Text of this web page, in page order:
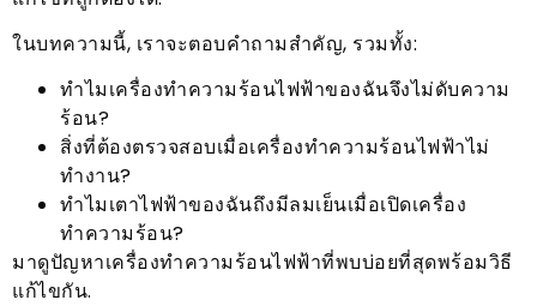
ในบทความนี้, เราจะตอบคำถามสำคัญ, รวมทั้ง:
ทำไมเครื่องทำความร้อนไฟฟ้าของฉันจึงไม่ดับความ
ร้อน?
สิ่งที่ต้องตรวจสอบเมื่อเครื่องทำความร้อนไฟฟ้าไม่
ทำงาน?
ทำไมเตาไฟฟ้าของฉันถึงมีลมเย็นเมื่อเปิดเครื่อง
ทำความร้อน?
มาดูปัญหาเครื่องทำความร้อนไฟฟ้าที่พบบ่อยที่สุดพร้อมวิธี
แก้ไขกัน.